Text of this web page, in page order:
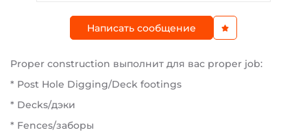
Написать сообщение
Proper construсtion выполнит для вас proper job:
* Post Hole Digging/Deck footings
* Decks/дэки
* Fences/заборы